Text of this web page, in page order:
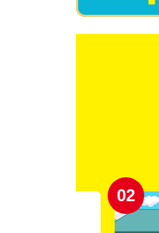
03